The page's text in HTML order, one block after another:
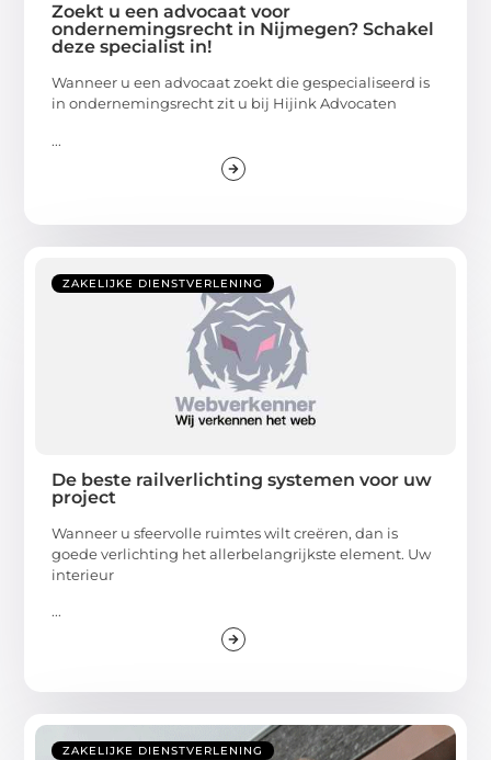
Zoekt u een advocaat voor
ondernemingsrecht in Nijmegen? Schakel
deze specialist in!
Wanneer u een advocaat zoekt die gespecialiseerd is
in ondernemingsrecht zit u bij Hijink Advocaten
...
ZAKELIJKE DIENSTVERLENING
De beste railverlichting systemen voor uw
project
Wanneer u sfeervolle ruimtes wilt creëren, dan is
goede verlichting het allerbelangrijkste element. Uw
interieur
...
ZAKELIJKE DIENSTVERLENING